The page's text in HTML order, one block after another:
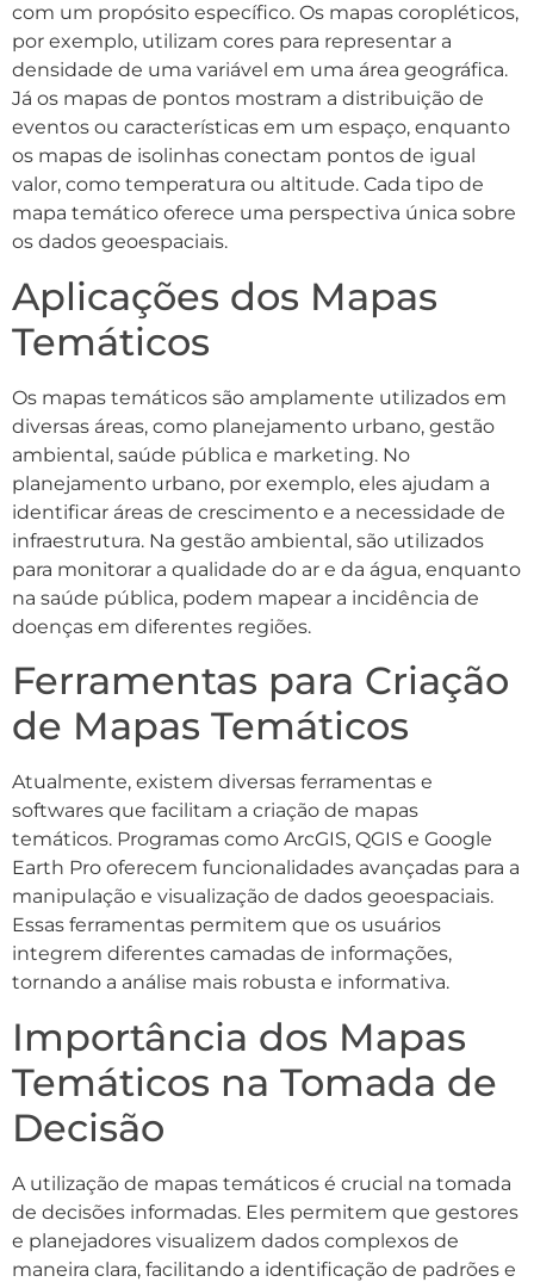
com um propósito específico. Os mapas coropléticos,
por exemplo, utilizam cores para representar a
densidade de uma variável em uma área geográfica.
Já os mapas de pontos mostram a distribuição de
eventos ou características em um espaço, enquanto
os mapas de isolinhas conectam pontos de igual
valor, como temperatura ou altitude. Cada tipo de
mapa temático oferece uma perspectiva única sobre
os dados geoespaciais.
Aplicações dos Mapas
Temáticos
Os mapas temáticos são amplamente utilizados em
diversas áreas, como planejamento urbano, gestão
ambiental, saúde pública e marketing. No
planejamento urbano, por exemplo, eles ajudam a
identificar áreas de crescimento e a necessidade de
infraestrutura. Na gestão ambiental, são utilizados
para monitorar a qualidade do ar e da água, enquanto
na saúde pública, podem mapear a incidência de
doenças em diferentes regiões.
Ferramentas para Criação
de Mapas Temáticos
Atualmente, existem diversas ferramentas e
softwares que facilitam a criação de mapas
temáticos. Programas como ArcGIS, QGIS e Google
Earth Pro oferecem funcionalidades avançadas para a
manipulação e visualização de dados geoespaciais.
Essas ferramentas permitem que os usuários
integrem diferentes camadas de informações,
tornando a análise mais robusta e informativa.
Importância dos Mapas
Temáticos na Tomada de
Decisão
A utilização de mapas temáticos é crucial na tomada
de decisões informadas. Eles permitem que gestores
e planejadores visualizem dados complexos de
maneira clara, facilitando a identificação de padrões e